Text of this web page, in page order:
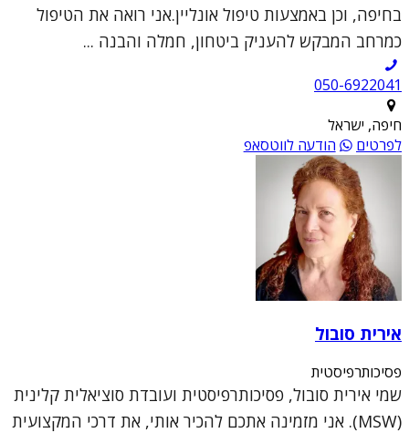
בחיפה, וכן באמצעות טיפול אונליין.אני רואה את הטיפול
כמרחב המבקש להעניק ביטחון, חמלה והבנה ...
050-6922041
חיפה, ישראל
לפרטים
הודעה לווטסאפ
אירית סובול
פסיכותרפיסטית
שמי אירית סובול, פסיכותרפיסטית ועובדת סוציאלית קלינית
(MSW). אני מזמינה אתכם להכיר אותי, את דרכי המקצועית